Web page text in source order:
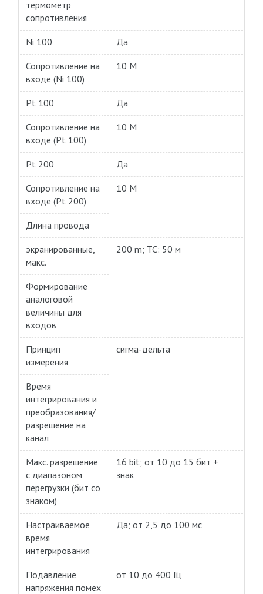
термометр
сопротивления
Ni 100 Да
Сопротивление на
входе (Ni 100)
10 M
Pt 100 Да
Сопротивление на
входе (Pt 100)
10 M
Pt 200 Да
Сопротивление на
входе (Pt 200)
10 M
Длина провода
экранированные,
макс.
200 m; TC: 50 м
Формирование
аналоговой
величины для
входов
Принцип
измерения
сигма-дельта
Время
интегрирования и
преобразования/
разрешение на
канал
Макс. разрешение
с диапазоном
перегрузки (бит со
знаком)
16 bit; от 10 до 15 бит +
знак
Настраиваемое
время
интегрирования
Да; от 2,5 до 100 мс
Подавление
напряжения помех
от 10 до 400 Гц